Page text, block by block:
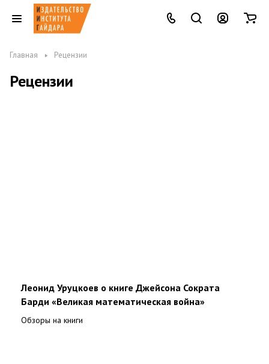
Главная Рецензии
Рецензии
Леонид Уруцкоев о книге Джейсона Сократа
Барди «Великая математическая война»
Обзоры на книги